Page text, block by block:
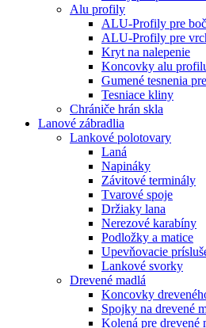
Alu profily
ALU-Profily pre
ALU-Profily pre
Kryt na nalepenie
Koncovky alu
Gumené tesnenia
Tesniace kliny
Chrániče hrán skla
Lanové zábradlia
Lankové polotovary
Laná
Napináky
Závitové terminály
Tvarové spoje
Držiaky lana
Nerezové karabíny
Podložky a matice
Upevňovacie
Lankové svorky
Drevené madlá
Koncovky
Spojky na drevené
Kolená pre drevené